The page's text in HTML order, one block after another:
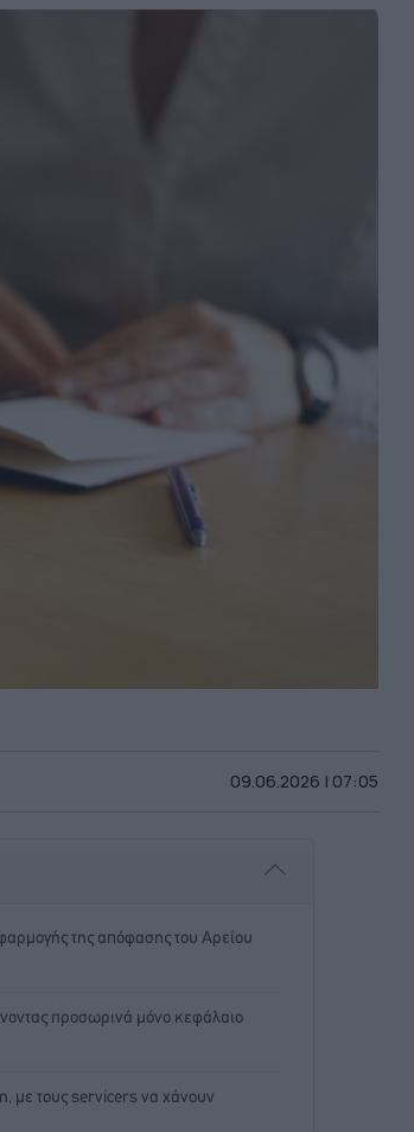
09.06.2026 | 07:05
της απόφασης του Αρείου
προσωρινά μόνο κεφάλαιο
με τους servicers να χάνουν